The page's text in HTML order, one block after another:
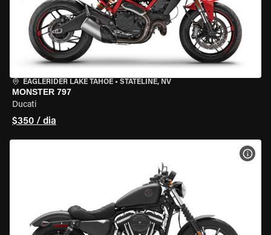
EAGLERIDER LAKE TAHOE • STATELINE, NV
MONSTER 797
Ducati
$350 / dia
VER